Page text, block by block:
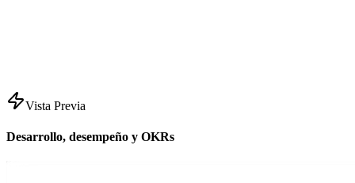
Vista Previa
Desarrollo, desempeño y OKRs